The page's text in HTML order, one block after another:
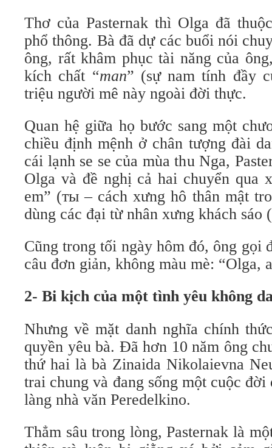
Thơ của Pasternak thì Olga đã
phổ thông. Bà đã dự các buổi nói
ông, rất khâm phục tài năng của
kích chất “man” (sự nam tính đầy
triệu người mê này ngoài đời thực.
Quan hệ giữa họ bước sang một
chiều định mệnh ở chân tượng đài
cái lạnh se se của mùa thu Nga,
Olga và đề nghị cả hai chuyển qua
em” (ты – cách xưng hô thân mật
dùng các đại từ nhân xưng khách sáo
Cũng trong tối ngày hôm đó, ông gọi
câu đơn giản, không màu mè: “Olga,
2- Bi kịch của một tình yêu không
Nhưng về mặt danh nghĩa chính
quyền yêu bà. Đã hơn 10 năm ông
thứ hai là bà Zinaida Nikolaievna
trai chung và đang sống một cuộc đời
làng nhà văn Peredelkino.
Thẳm sâu trong lòng, Pasternak là